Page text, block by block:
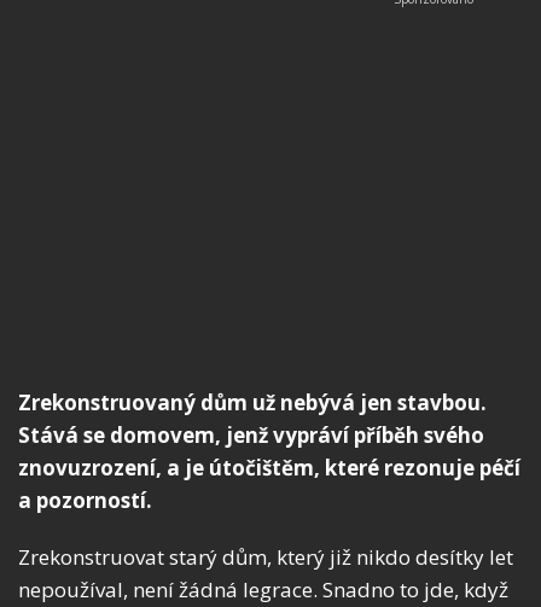
Zrekonstruovaný dům už nebývá jen stavbou.
Stává se domovem, jenž vypráví příběh svého
znovuzrození, a je útočištěm, které rezonuje péčí
a pozorností.
Zrekonstruovat starý dům, který již nikdo desítky let
nepoužíval, není žádná legrace. Snadno to jde, když